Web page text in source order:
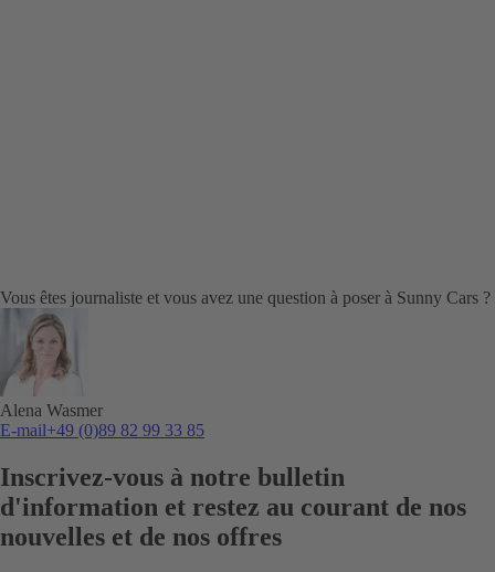
Vous êtes journaliste et vous avez une question à poser à Sunny Cars ?
Alena Wasmer
E-mail+49 (0)89 82 99 33 85
Inscrivez-vous à notre bulletin
d'information et restez au courant de nos
nouvelles et de nos offres